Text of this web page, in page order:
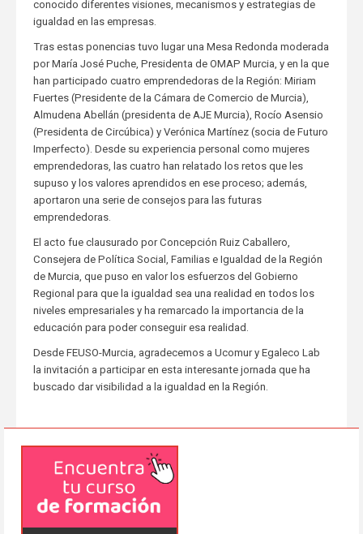
conocido diferentes visiones, mecanismos y estrategias de
igualdad en las empresas.
Tras estas ponencias tuvo lugar una Mesa Redonda moderada
por María José Puche, Presidenta de OMAP Murcia, y en la que
han participado cuatro emprendedoras de la Región: Miriam
Fuertes (Presidente de la Cámara de Comercio de Murcia),
Almudena Abellán (presidenta de AJE Murcia), Rocío Asensio
(Presidenta de Circúbica) y Verónica Martínez (socia de Futuro
Imperfecto). Desde su experiencia personal como mujeres
emprendedoras, las cuatro han relatado los retos que les
supuso y los valores aprendidos en ese proceso; además,
aportaron una serie de consejos para las futuras
emprendedoras.
El acto fue clausurado por Concepción Ruiz Caballero,
Consejera de Política Social, Familias e Igualdad de la Región
de Murcia, que puso en valor los esfuerzos del Gobierno
Regional para que la igualdad sea una realidad en todos los
niveles empresariales y ha remarcado la importancia de la
educación para poder conseguir esa realidad.
Desde FEUSO-Murcia, agradecemos a Ucomur y Egaleco Lab
la invitación a participar en esta interesante jornada que ha
buscado dar visibilidad a la igualdad en la Región.